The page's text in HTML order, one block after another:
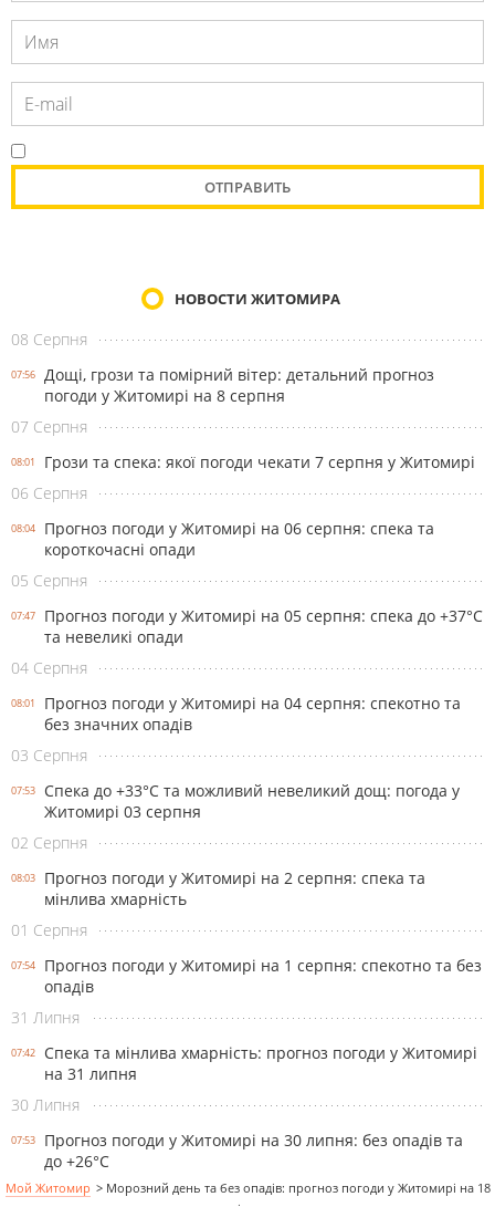
НОВОСТИ ЖИТОМИРА
08 Серпня
07:56
Дощі, грози та помірний вітер: детальний прогноз
погоди у Житомирі на 8 серпня
07 Серпня
08:01
Грози та спека: якої погоди чекати 7 серпня у Житомирі
06 Серпня
08:04
Прогноз погоди у Житомирі на 06 серпня: спека та
короткочасні опади
05 Серпня
07:47
Прогноз погоди у Житомирі на 05 серпня: спека до +37°С
та невеликі опади
04 Серпня
08:01
Прогноз погоди у Житомирі на 04 серпня: спекотно та
без значних опадів
03 Серпня
07:53
Спека до +33°С та можливий невеликий дощ: погода у
Житомирі 03 серпня
02 Серпня
08:03
Прогноз погоди у Житомирі на 2 серпня: спека та
мінлива хмарність
01 Серпня
07:54
Прогноз погоди у Житомирі на 1 серпня: спекотно та без
опадів
31 Липня
07:42
Спека та мінлива хмарність: прогноз погоди у Житомирі
на 31 липня
30 Липня
07:53
Прогноз погоди у Житомирі на 30 липня: без опадів та
до +26°С
Мой Житомир > Морозний день та без опадів: прогноз погоди у Житомирі на 18